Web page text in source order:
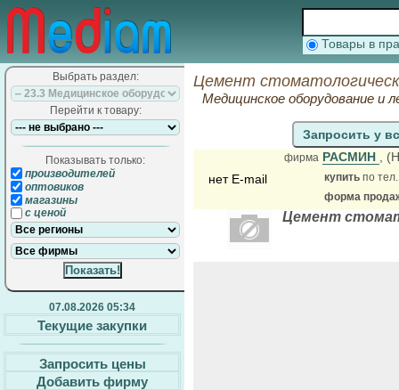
Товары в
Выбрать раздел:
Перейти к товару:
Показывать только:
производителей
оптовиков
магазины
с ценой
07.08.2026 05:34
Текущие закупки
Запросить цены
Добавить фирму
Цемент
Медицинское оборудование и
Запросить у
нет E-mail
фирма РАСМИН ,
купить по тел.
форма
Цемент